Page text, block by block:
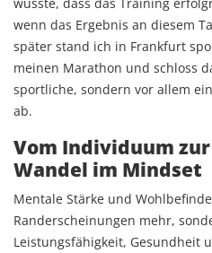
wenn das Ergebnis an diesem
später stand ich in Frankfurt
meinen Marathon und schloss
sportliche, sondern vor allem
ab.
Vom Individuum
Wandel im Mindset
Mentale Stärke und
Randerscheinungen mehr,
Leistungsfähigkeit, Gesundheit